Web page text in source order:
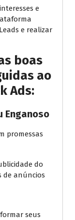
e
e realizar
boas
ao
Ads:
Enganoso
promessas
do
de anúncios
seus